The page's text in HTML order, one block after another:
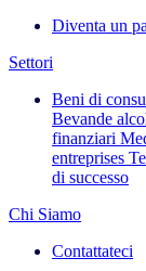
Diventa un
Settori
Beni di
Bevande
finanziari
entreprises
di successo
Chi Siamo
Contattateci